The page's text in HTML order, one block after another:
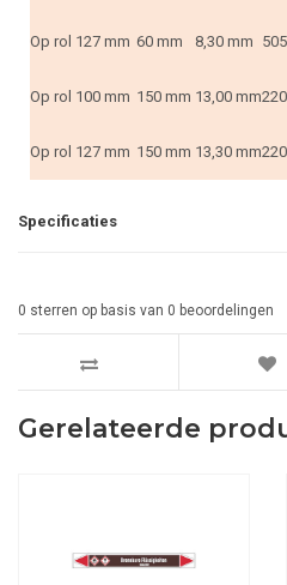
Op rol 127 mm 60 mm 8,30 mm 505
Op rol 100 mm 150 mm 13,00 mm220
Op rol 127 mm 150 mm 13,30 mm220
Specificaties
0 sterren op basis van 0 beoordelingen
Gerelateerde